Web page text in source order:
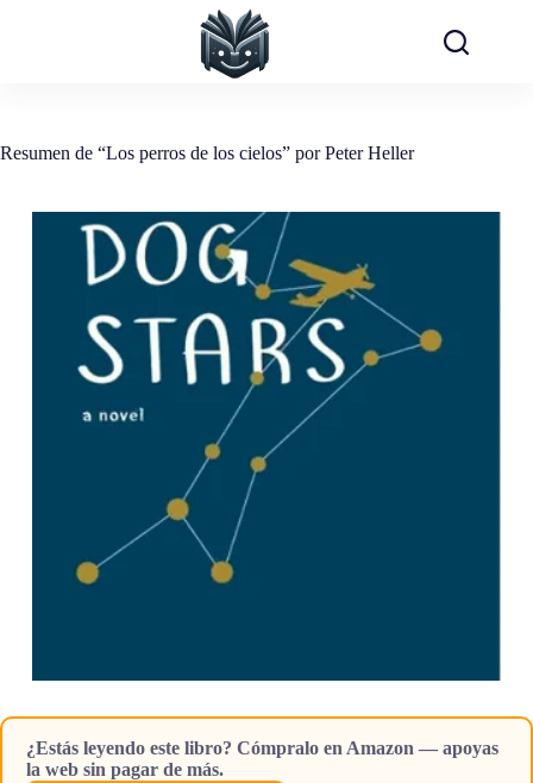
Resumen de “Los perros de los cielos” por Peter Heller
¿Estás leyendo este libro? Cómpralo en Amazon — apoyas
la web sin pagar de más.